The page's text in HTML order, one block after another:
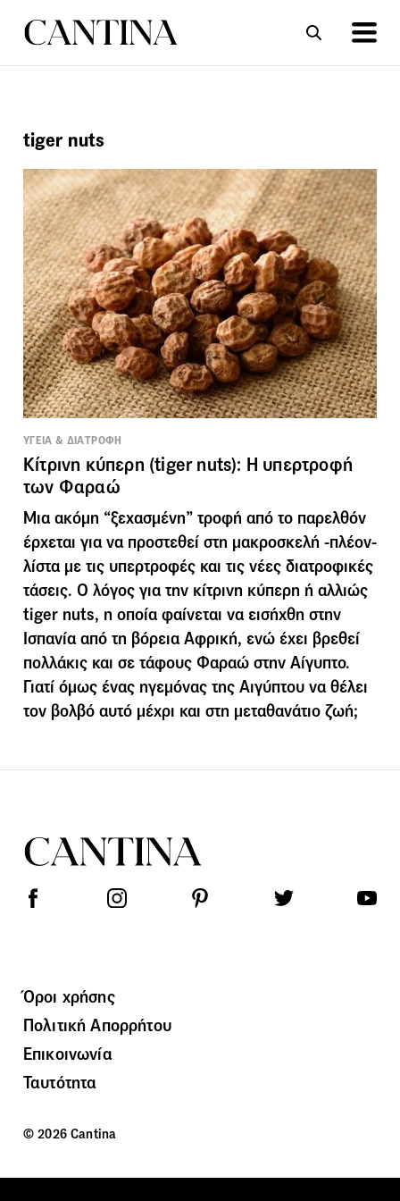
ΣΥΝΤΑΓΕΣ
tiger nuts
ΥΓΕΙΑ & ΔΙΑΤΡΟΦΗ
Κίτρινη κύπερη (tiger nuts): Η υπερτροφή
των Φαραώ
Μια ακόμη “ξεχασμένη” τροφή από το παρελθόν
έρχεται για να προστεθεί στη μακροσκελή -πλέον-
λίστα με τις υπερτροφές και τις νέες διατροφικές
τάσεις. Ο λόγος για την κίτρινη κύπερη ή αλλιώς
tiger nuts, η οποία φαίνεται να εισήχθη στην
Ισπανία από τη βόρεια Αφρική, ενώ έχει βρεθεί
πολλάκις και σε τάφους Φαραώ στην Αίγυπτο.
Γιατί όμως ένας ηγεμόνας της Αιγύπτου να θέλει
τον βολβό αυτό μέχρι και στη μεταθανάτιο ζωή;
Όροι χρήσης
Πολιτική Απορρήτου
Επικοινωνία
Ταυτότητα
© 2026 Cantina